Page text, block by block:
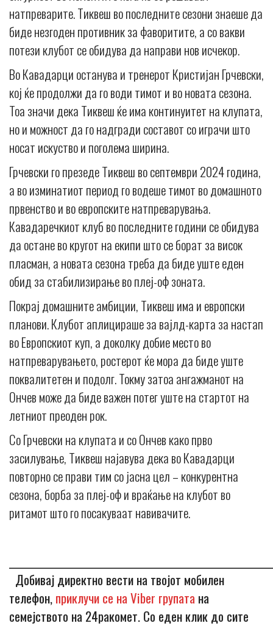
натпреварите. Тиквеш во последните сезони знаеше да
биде незгоден противник за фаворитите, а со вакви
потези клубот се обидува да направи нов исчекор.
Во Кавадарци останува и тренерот Кристијан Грчевски,
кој ќе продолжи да го води тимот и во новата сезона.
Тоа значи дека Тиквеш ќе има континуитет на клупата,
но и можност да го надгради составот со играчи што
носат искуство и поголема ширина.
Грчевски го презеде Тиквеш во септември 2024 година,
а во изминатиот период го водеше тимот во домашното
првенство и во европските натпреварувања.
Кавадаречкиот клуб во последните години се обидува
да остане во кругот на екипи што се борат за висок
пласман, а новата сезона треба да биде уште еден
обид за стабилизирање во плеј-оф зоната.
Покрај домашните амбиции, Тиквеш има и европски
планови. Клубот аплицираше за вајлд-карта за настап
во Европскиот куп, а доколку добие место во
натпреварувањето, ростерот ќе мора да биде уште
поквалитетен и подолг. Токму затоа ангажманот на
Ончев може да биде важен потег уште на стартот на
летниот преоден рок.
Со Грчевски на клупата и со Ончев како прво
засилување, Тиквеш најавува дека во Кавадарци
повторно се прави тим со јасна цел – конкурентна
сезона, борба за плеј-оф и враќање на клубот во
ритамот што го посакуваат навивачите.
Добивај директно вести на твојот мобилен
телефон,приклучи се на Viber групата на
семејството на 24ракомет. Со еден клик до сите